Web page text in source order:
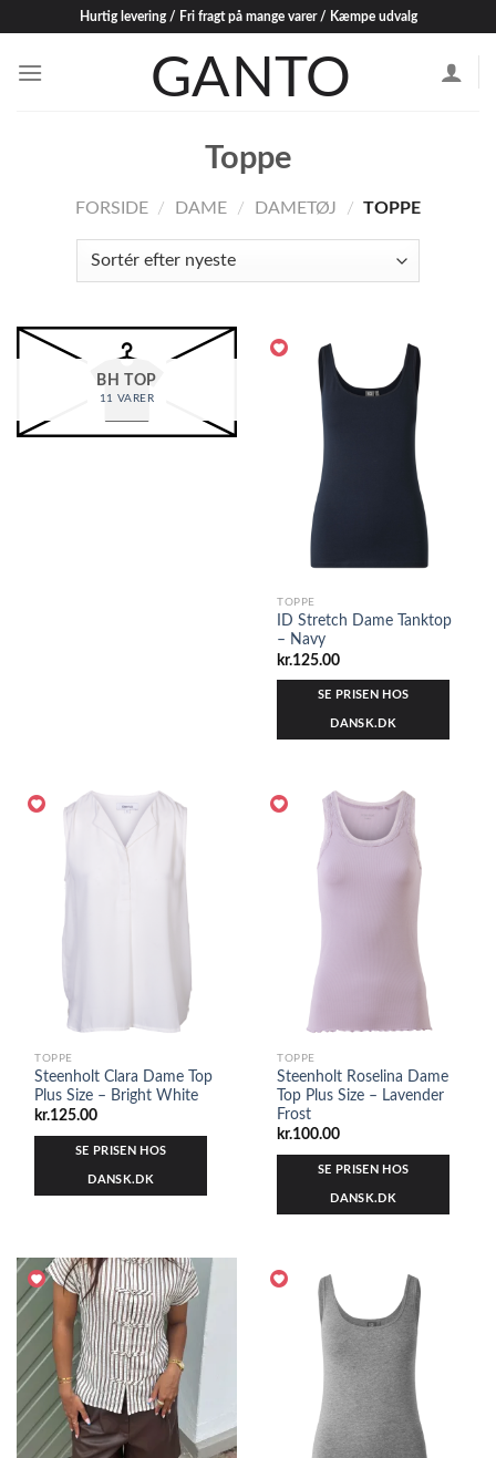
content
Hurtig levering / Fri fragt på mange varer / Kæmpe udvalg
Toppe
FORSIDE / DAME / DAMETØJ / TOPPE
BH TOP
11 VARER
TOPPE
ID Stretch Dame Tanktop
– Navy
kr.125.00
SE PRISEN HOS
DANSK.DK
TOPPE
Steenholt Clara Dame Top
Plus Size – Bright White
kr.125.00
SE PRISEN HOS
DANSK.DK
TOPPE
Steenholt Roselina Dame
Top Plus Size – Lavender
Frost
kr.100.00
SE PRISEN HOS
DANSK.DK